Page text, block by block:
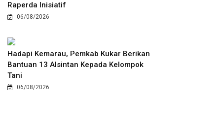
Raperda Inisiatif
06/08/2026
Hadapi Kemarau, Pemkab Kukar Berikan
Bantuan 13 Alsintan Kepada Kelompok
Tani
06/08/2026